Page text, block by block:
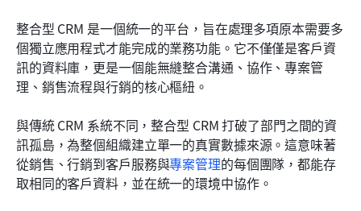
整合型 CRM 是一個統一的平台，旨在處理多項原本需要多
個獨立應用程式才能完成的業務功能。它不僅僅是客戶資
訊的資料庫，更是一個能無縫整合溝通、協作、專案管
理、銷售流程與行銷的核心樞紐。
與傳統 CRM 系統不同，整合型 CRM 打破了部門之間的資
訊孤島，為整個組織建立單一的真實數據來源。這意味著
從銷售、行銷到客戶服務與專案管理的每個團隊，都能存
取相同的客戶資料，並在統一的環境中協作。